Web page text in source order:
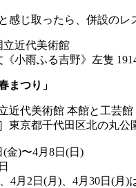
感じ取ったら、併設の
《小雨ふる吉野》左隻
まつり」
近代美術館 本館と工芸館
東京都千代田区北の丸公
金)〜4月8日(日)
4月2日(月)、4月30日(月)